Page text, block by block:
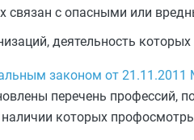
связан с опасными или
деятельность
законом от
перечень профессий,
которых